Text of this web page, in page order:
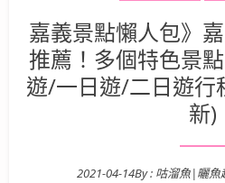
嘉義景點懶人包》
推薦！多個特色景
遊/一日遊/二日遊行
新)
2021-04-14By : 咕溜魚|曬魚